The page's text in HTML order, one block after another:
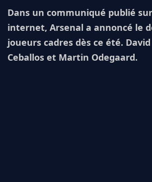
Dans un communiqué publié
internet, Arsenal a annoncé le
joueurs cadres dès ce été.
Ceballos et Martin Odegaard.